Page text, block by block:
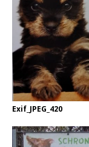
Exif_JPEG_420